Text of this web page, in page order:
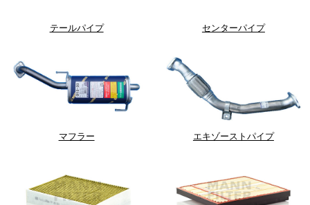
テールパイプ センターパイプ
マフラー エキゾーストパイプ